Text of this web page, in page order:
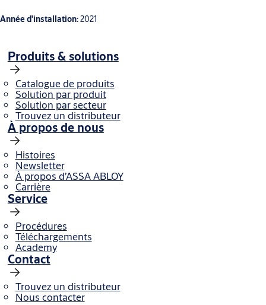
Année d'installation:2021
Produits & solutions
Catalogue de produits
Solution par produit
Solution par secteur
Trouvez un distributeur
À propos de nous
Histoires
Newsletter
À propos d’ASSA ABLOY
Carrière
Service
Procédures
Téléchargements
Academy
Contact
Trouvez un distributeur
Nous contacter